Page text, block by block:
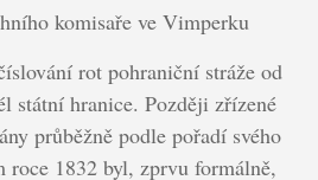
komisaře ve Vimperku
rot pohraniční stráže od
státní hranice. Později zřízené
průběžně podle pořadí svého
1832 byl, zprvu formálně,